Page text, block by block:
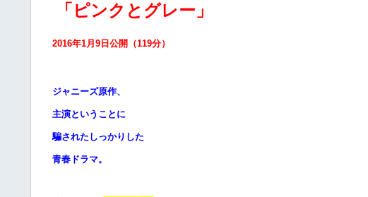
「ピンクとグレー」
2016年1月9日公開（119分）
ジャニーズ原作、
主演ということに
騙されたしっかりした
青春ドラマ。